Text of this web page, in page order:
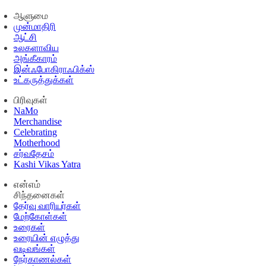
ஆளுமை
முன்மாதிரி
ஆட்சி
உலகளாவிய
அங்கீகாரம்
இன்ஃபோகிராஃபிக்ஸ்
உட்கருத்துக்கள்
பிரிவுகள்
NaMo
Merchandise
Celebrating
Motherhood
சர்வதேசம்
Kashi Vikas Yatra
என்எம்
சிந்தனைகள்
தேர்வு வாரியர்கள்
மேற்கோள்கள்
உரைகள்
உரையின் எழுத்து
வடிவங்கள்
நேர்காணல்கள்